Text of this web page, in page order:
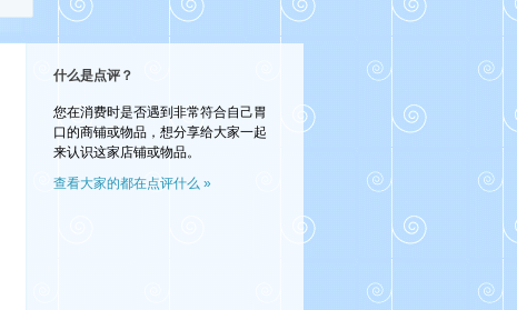
什么是点评？
您在消费时是否遇到非常符合自己胃
口的商铺或物品，想分享给大家一起
来认识这家店铺或物品。
查看大家的都在点评什么 »